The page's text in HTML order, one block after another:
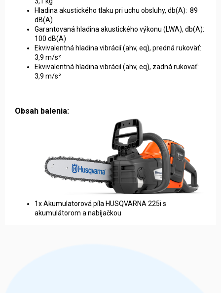
Hladina akustického tlaku pri uchu obsluhy, db(A): 89
dB(A)
Garantovaná hladina akustického výkonu (LWA), db(A):
100 dB(A)
Ekvivalentná hladina vibrácií (ahv, eq), predná rukoväť:
3,9 m/s²
Ekvivalentná hladina vibrácií (ahv, eq), zadná rukoväť:
3,9 m/s²
Obsah balenia:
1x Akumulatorová píla HUSQVARNA 225i s
akumulátorom a nabíjačkou